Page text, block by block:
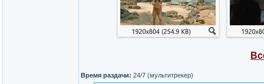
Время раздачи: 24/7 (мультитрекер)